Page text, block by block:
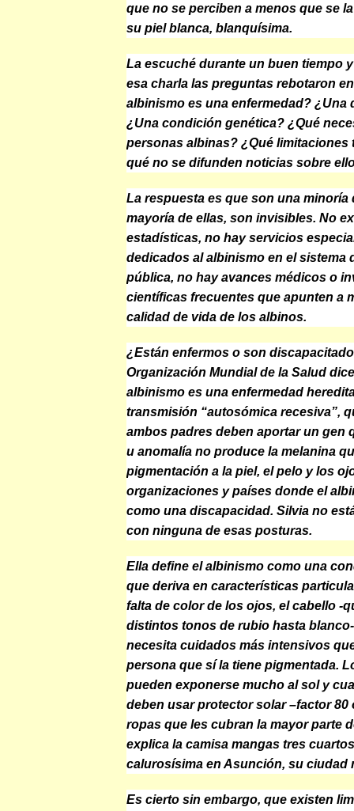
que no se perciben a menos que se
su piel blanca, blanquísima.
La escuché durante un buen tiempo
esa charla las preguntas rebotaron
albinismo es una enfermedad? ¿Una
¿Una condición genética? ¿Qué
personas albinas? ¿Qué limitaciones
qué no se difunden noticias sobre
La respuesta es que son una minoría
mayoría de ellas, son invisibles. No
estadísticas, no hay servicios
dedicados al albinismo en el sistema
pública, no hay avances médicos o
científicas frecuentes que apunten a
calidad de vida de los albinos.
¿Están enfermos o son
Organización Mundial de la Salud
albinismo es una enfermedad
transmisión “autosómica recesiva”,
ambos padres deben aportar un gen
u anomalía no produce la melanina
pigmentación a la piel, el pelo y los
organizaciones y países donde el
como una discapacidad. Silvia no
con ninguna de esas posturas.
Ella define el albinismo como una
que deriva en características
falta de color de los ojos, el cabello -
distintos tonos de rubio hasta
necesita cuidados más intensivos
persona que sí la tiene pigmentada.
pueden exponerse mucho al sol y
deben usar protector solar –factor 80
ropas que les cubran la mayor parte
explica la camisa mangas tres
calurosísima en Asunción, su ciudad
Es cierto sin embargo, que existen